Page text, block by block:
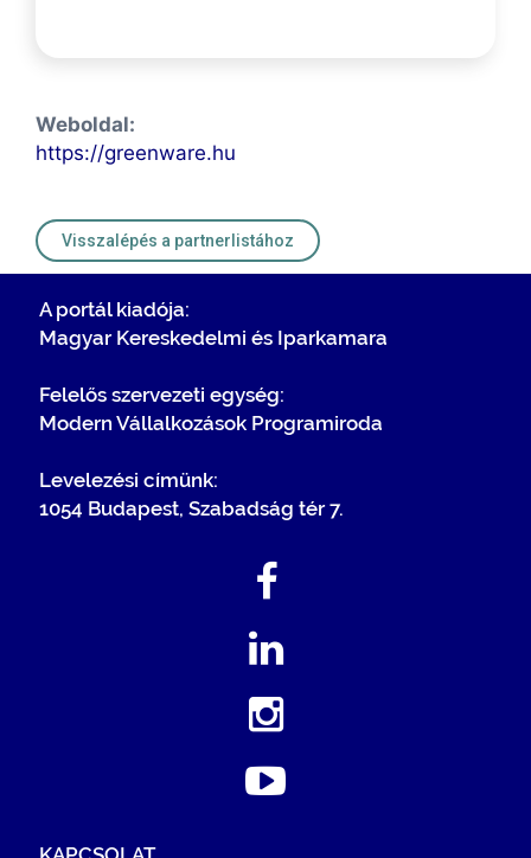
Weboldal:
https://greenware.hu
Visszalépés a partnerlistához
A portál kiadója:
Magyar Kereskedelmi és Iparkamara
Felelős szervezeti egység:
Modern Vállalkozások Programiroda
Levelezési címünk:
1054 Budapest, Szabadság tér 7.